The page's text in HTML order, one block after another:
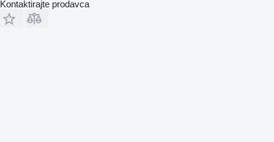
Kontaktirajte prodavca